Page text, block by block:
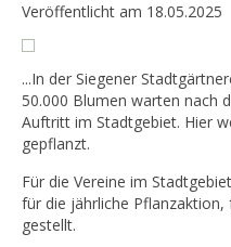
Veröffentlicht am 18.05.2025
...In der Siegener
50.000 Blumen warten nach
Auftritt im Stadtgebiet. Hier
gepflanzt.
Für die Vereine im
für die jährliche
gestellt.